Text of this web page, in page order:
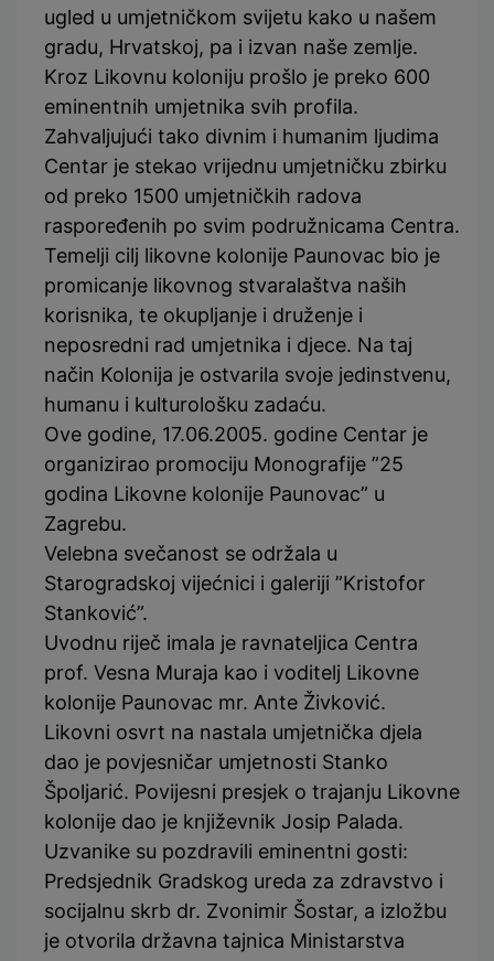
ugled u umjetničkom svijetu kako u našem
gradu, Hrvatskoj, pa i izvan naše zemlje.
Kroz Likovnu koloniju prošlo je preko 600
eminentnih umjetnika svih profila.
Zahvaljujući tako divnim i humanim ljudima
Centar je stekao vrijednu umjetničku zbirku
od preko 1500 umjetničkih radova
raspoređenih po svim podružnicama Centra.
Temelji cilj likovne kolonije Paunovac bio je
promicanje likovnog stvaralaštva naših
korisnika, te okupljanje i druženje i
neposredni rad umjetnika i djece. Na taj
način Kolonija je ostvarila svoje jedinstvenu,
humanu i kulturološku zadaću.
Ove godine, 17.06.2005. godine Centar je
organizirao promociju Monografije ”25
godina Likovne kolonije Paunovac” u
Zagrebu.
Velebna svečanost se održala u
Starogradskoj vijećnici i galeriji ”Kristofor
Stanković”.
Uvodnu riječ imala je ravnateljica Centra
prof. Vesna Muraja kao i voditelj Likovne
kolonije Paunovac mr. Ante Živković.
Likovni osvrt na nastala umjetnička djela
dao je povjesničar umjetnosti Stanko
Špoljarić. Povijesni presjek o trajanju Likovne
kolonije dao je književnik Josip Palada.
Uzvanike su pozdravili eminentni gosti:
Predsjednik Gradskog ureda za zdravstvo i
socijalnu skrb dr. Zvonimir Šostar, a izložbu
je otvorila državna tajnica Ministarstva